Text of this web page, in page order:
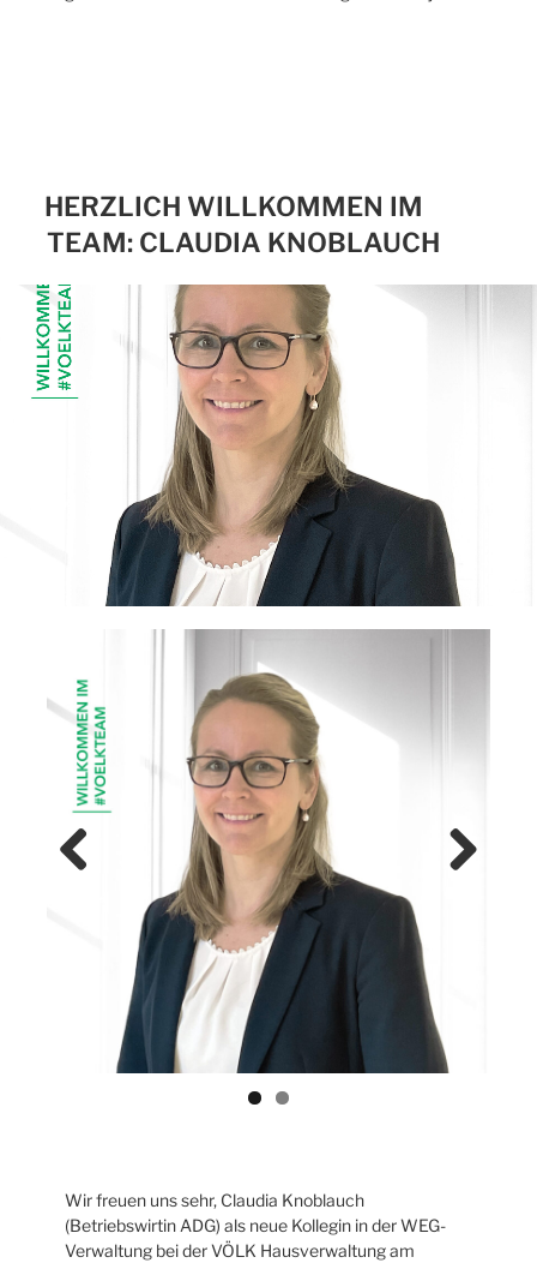
HERZLICH WILLKOMMEN IM
TEAM: CLAUDIA KNOBLAUCH
Wir freuen uns sehr, Claudia Knoblauch
(Betriebswirtin ADG) als neue Kollegin in der WEG-
Verwaltung bei der VÖLK Hausverwaltung am